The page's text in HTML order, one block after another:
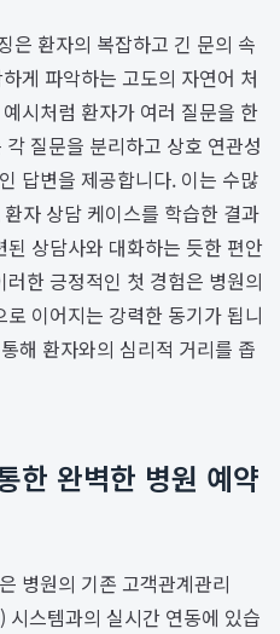
환자의 복잡하고 긴 문의 속
게 파악하는 고도의 자연어 처
시처럼 환자가 여러 질문을 한
질문을 분리하고 상호 연관성
답변을 제공합니다. 이는 수많
자 상담 케이스를 학습한 결과
상담사와 대화하는 듯한 편안
한 긍정적인 첫 경험은 병원의
이어지는 강력한 동기가 됩니
해 환자와의 심리적 거리를 좁
한 완벽한 병원 예약
병원의 기존 고객관계관리
시스템과의 실시간 연동에 있습